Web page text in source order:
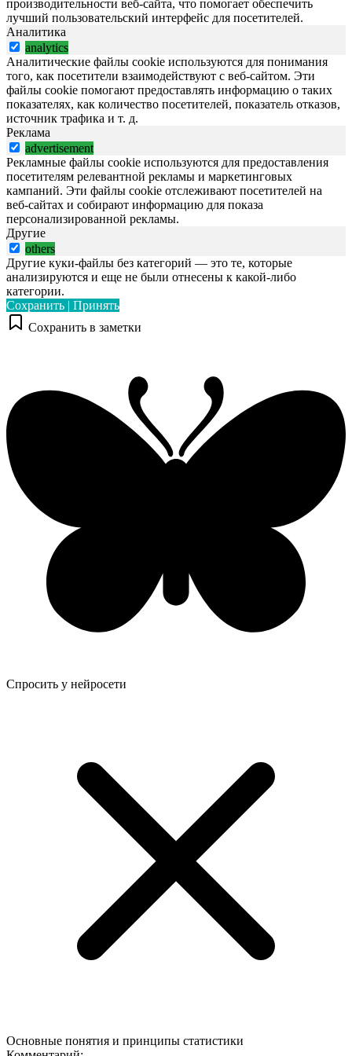
производительности веб-сайта, что помогает обеспечить
лучший пользовательский интерфейс для посетителей.
Аналитика
analytics
Аналитические файлы cookie используются для понимания
того, как посетители взаимодействуют с веб-сайтом. Эти
файлы cookie помогают предоставлять информацию о таких
показателях, как количество посетителей, показатель отказов,
источник трафика и т. д.
Реклама
advertisement
Рекламные файлы cookie используются для предоставления
посетителям релевантной рекламы и маркетинговых
кампаний. Эти файлы cookie отслеживают посетителей на
веб-сайтах и собирают информацию для показа
персонализированной рекламы.
Другие
others
Другие куки-файлы без категорий — это те, которые
анализируются и еще не были отнесены к какой-либо
категории.
Сохранить | Принять
Сохранить в заметки
Спросить у нейросети
Основные понятия и принципы статистики